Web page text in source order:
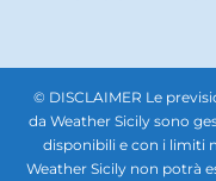
© DISCLAIMER Le
da Weather Sicily sono
disponibili e con i limiti
Weather Sicily non potrà